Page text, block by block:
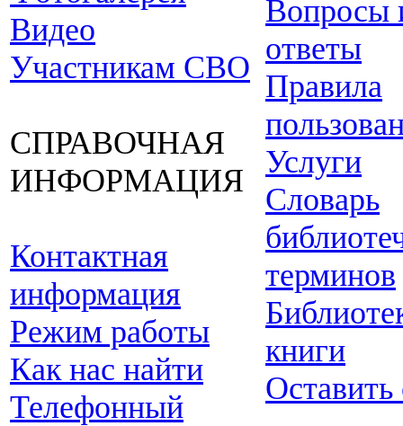
Видео
Участникам СВО
СПРАВОЧНАЯ
ИНФОРМАЦИЯ
Контактная
информация
Режим работы
Как нас найти
Телефонный
Вопросы
ответы
Правила
Услуги
Словарь
терминов
книги
Оставить